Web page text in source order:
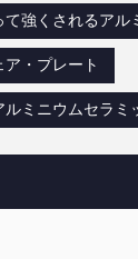
て強くされるアル
・プレート
ミニウムセラミ